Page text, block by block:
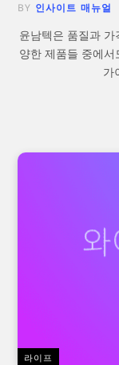
BY 인사이트 매뉴얼
윤남텍은 품질과
양한 제품들 중에
가
라이프